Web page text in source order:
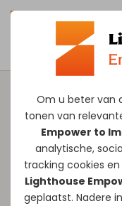
Om u beter van
tonen van
Empower to
analytische,
tracking cookies en
Lighthouse
geplaatst. Nadere
Biografie
Margot Vivié